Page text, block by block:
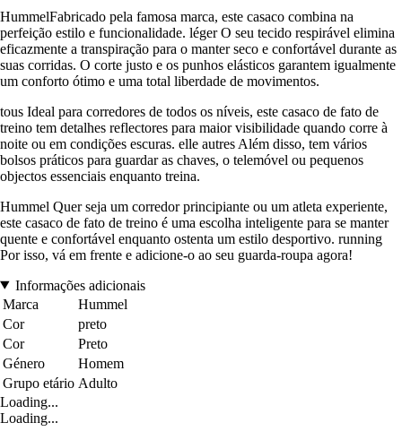
HummelFabricado pela famosa marca, este casaco combina na
perfeição estilo e funcionalidade. léger O seu tecido respirável elimina
eficazmente a transpiração para o manter seco e confortável durante as
suas corridas. O corte justo e os punhos elásticos garantem igualmente
um conforto ótimo e uma total liberdade de movimentos.
tous Ideal para corredores de todos os níveis, este casaco de fato de
treino tem detalhes reflectores para maior visibilidade quando corre à
noite ou em condições escuras. elle autres Além disso, tem vários
bolsos práticos para guardar as chaves, o telemóvel ou pequenos
objectos essenciais enquanto treina.
Hummel Quer seja um corredor principiante ou um atleta experiente,
este casaco de fato de treino é uma escolha inteligente para se manter
quente e confortável enquanto ostenta um estilo desportivo. running
Por isso, vá em frente e adicione-o ao seu guarda-roupa agora!
Informações adicionais
Marca
Hummel
Cor
preto
Cor
Preto
Género
Homem
Grupo etário Adulto
Loading...
Loading...